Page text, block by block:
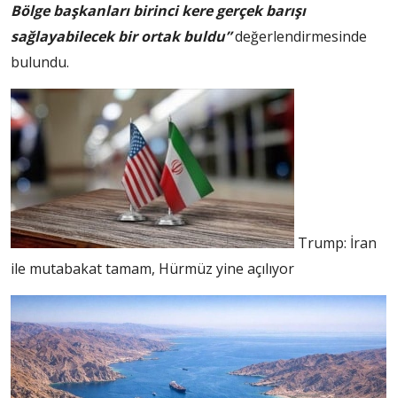
Bölge başkanları birinci kere gerçek barışı
sağlayabilecek bir ortak buldu”değerlendirmesinde
bulundu.
Trump: İran
ile mutabakat tamam, Hürmüz yine açılıyor